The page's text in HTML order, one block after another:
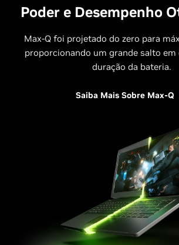
Poder e Desempenho
Max-Q foi projetado do zero para
proporcionando um grande salto em
duração da bateria.
Saiba Mais Sobre Max-Q